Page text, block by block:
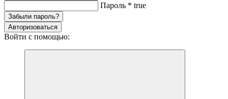
Пароль * true
Забыли пароль?
Авторизоваться
Войти с помощью: